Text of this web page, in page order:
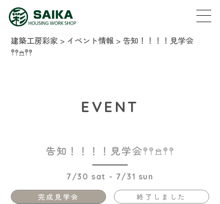
建築工房彩家 > イベント情報 > 告知！！！！見学会
𖤣𖤥𖠿𖤣𖤥
EVENT
告知！！！！見学会𖤣𖤥𖠿𖤣𖤥
7/30 sat - 7/31 sun
完成見学会
終了しました